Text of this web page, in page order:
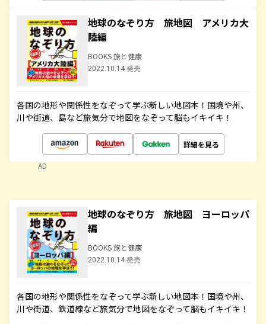
地球のなぞり方 旅地図 アメリカ大
陸編
BOOKS 旅と健康
2022.10.14 発売
各国の地形や関係性をなぞって学ぶ新しい地図本！国境や州、
川や街道、島など旅気分で地図をなぞって脳もイキイキ！
詳細を見る
AD
地球のなぞり方 旅地図 ヨーロッパ
編
BOOKS 旅と健康
2022.10.14 発売
各国の地形や関係性をなぞって学ぶ新しい地図本！国境や州、
川や街道、鉄道線など旅気分で地図をなぞって脳もイキイキ！